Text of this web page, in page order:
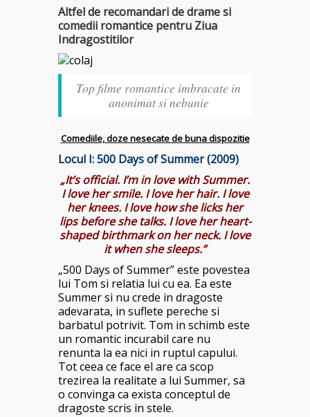
Altfel de recomandari de drame si
comedii romantice pentru Ziua
Indragostitilor
Top filme romantice imbracate in
anonimat si nebunie
Comediile, doze nesecate de buna dispozitie
Locul I:500 Days of Summer(2009)
„It’s official. I’m in love with Summer.
I love her smile. I love her hair. I love
her knees. I love how she licks her
lips before she talks. I love her heart-
shaped birthmark on her neck. I love
it when she sleeps.”
„500 Days of Summer” este povestea
lui Tom si relatia lui cu ea. Ea este
Summer si nu crede in dragoste
adevarata, in suflete pereche si
barbatul potrivit. Tom in schimb este
un romantic incurabil care nu
renunta la ea nici in ruptul capului.
Tot ceea ce face el are ca scop
trezirea la realitate a lui Summer, sa
o convinga ca exista conceptul de
dragoste scris in stele.